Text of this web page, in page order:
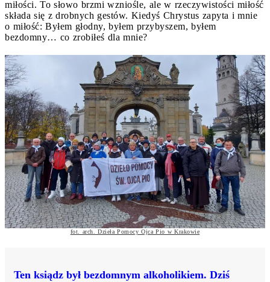
miłości. To słowo brzmi wzniośle, ale w rzeczywistości miłość
składa się z drobnych gestów. Kiedyś Chrystus zapyta i mnie
o miłość: Byłem głodny, byłem przybyszem, byłem
bezdomny… co zrobiłeś dla mnie?
fot. arch. Dzieła Pomocy Ojca Pio w Krakowie
Ten ksiądz był bezdomnym alkoholikiem. Dziś